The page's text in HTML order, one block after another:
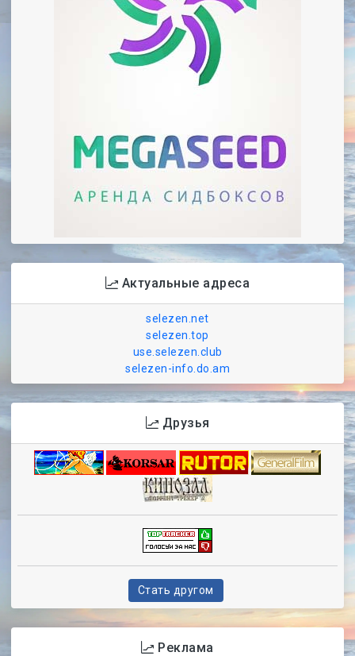
Актуальные адреса
selezen.net
selezen.top
use.selezen.club
selezen-info.do.am
Друзья
Стать другом
Реклама